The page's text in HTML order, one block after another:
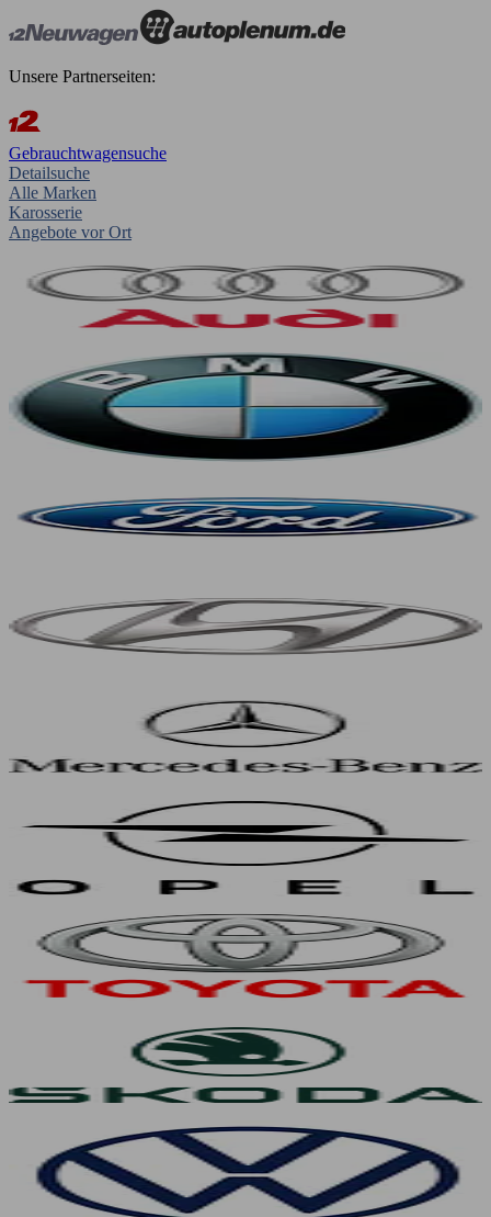
Unsere Partnerseiten:
Gebrauchtwagensuche
Detailsuche
Alle Marken
Karosserie
Angebote vor Ort